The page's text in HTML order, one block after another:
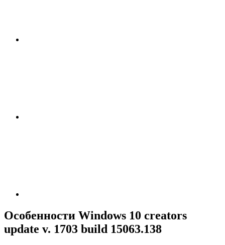
Особенности Windows 10 creators
update v. 1703 build 15063.138